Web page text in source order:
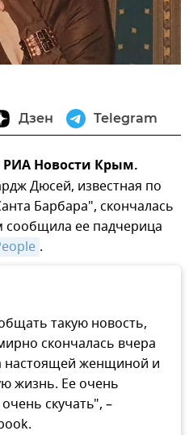
Дзен Telegram
Новости Крым.
Дюсей, известная по
Барбара", скончалась
сообщила ее падчерица
.
такую новость,
скончалась вчера
настоящей женщиной и
жизнь. Ее очень
скучать", –